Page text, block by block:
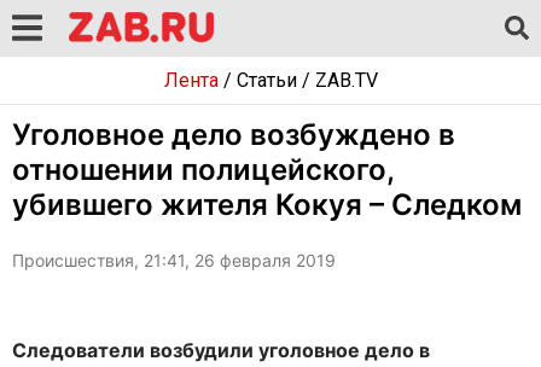
Лента/ Статьи/ ZAB.TV
Уголовное дело возбуждено в
отношении полицейского,
убившего жителя Кокуя – Следком
Происшествия, 21:41, 26 февраля 2019
Следователи возбудили уголовное дело в